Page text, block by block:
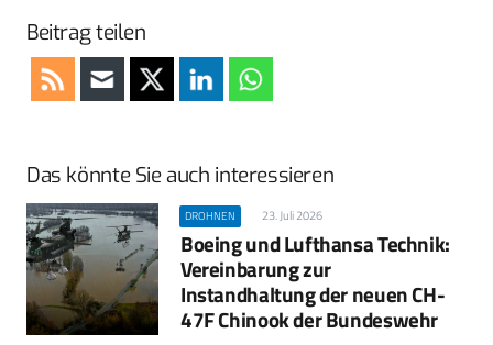
Beitrag teilen
Das könnte Sie auch interessieren
DROHNEN 23. Juli 2026
Boeing und Lufthansa Technik:
Vereinbarung zur
Instandhaltung der neuen CH-
47F Chinook der Bundeswehr